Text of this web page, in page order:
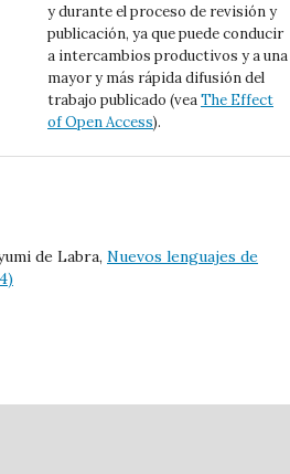
y durante el proceso de revisión y
publicación, ya que puede conducir
a intercambios productivos y a una
mayor y más rápida difusión del
trabajo publicado (veaThe Effect
of Open Access).
de Labra, Nuevos lenguajes de